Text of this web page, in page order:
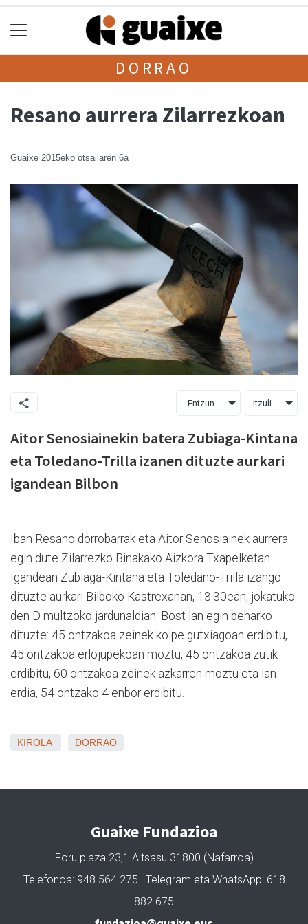
DORRAO
Resano aurrera Zilarrezkoan
Guaixe 2015eko otsailaren 6a
Entzun Itzuli
Aitor Senosiainekin batera Zubiaga-Kintana
eta Toledano-Trilla izanen dituzte aurkari
igandean Bilbon
Iban Resano dorrobarrak eta Aitor Senosiainek aurrera
egin dute Zilarrezko Binakako Aizkora Txapelketan.
Igandean Zubiaga-Kintana eta Toledano-Trilla izango
dituzte aurkari Bilboko Kastrexanan, 13:30ean, jokatuko
den D multzoko jardunaldian. Bost lan egin beharko
dituzte: 45 ontzakoa zeinek kolpe gutxiagoan erdibitu,
45 ontzakoa erlojupekoan moztu, 45 ontzakoa zutik
erdibitu, 60 ontzakoa zeinek azkarren moztu eta lan
erdia, 54 ontzako 4 enbor erdibitu.
KIROLA DORRAO
Guaixe Fundazioa
Foru plaza 23,1 Altsasu 31800 (Nafarroa)
Telefonoa: 948 564 275 | Telegram eta WhatsApp: 618
882 675